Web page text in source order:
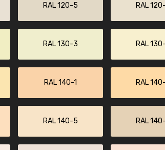
RAL 120-5 RAL
RAL 130-3 RAL
RAL 140-1 RAL
RAL 140-5 RAL